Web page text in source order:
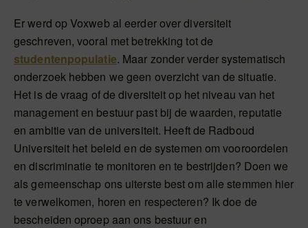
Er werd op Voxweb al eerder over diversiteit
geschreven, vooral met betrekking tot de
studentenpopulatie. Maar zonder verder systematisch
onderzoek hebben we geen overzicht van de situatie.
Het is de vraag of de diversiteit op het niveau van het
management en bestuur past bij de waarden, reputatie
en ambitie van de universiteit. Heeft de Radboud
Universiteit het beleid en de systemen om vooroordelen
en discriminatie te monitoren en te bestrijden? Doen we
als gemeenschap ons uiterste best om alle stemmen hier
te verwelkomen, horen en respecteren? Ik doe de
bescheiden oproep aan ons bestuur en